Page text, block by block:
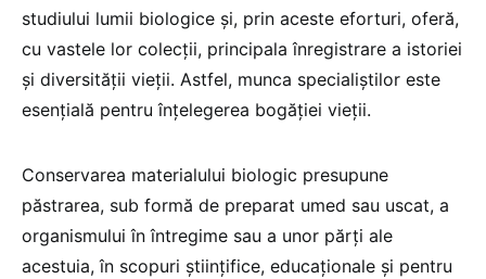
studiului lumii biologice și, prin aceste eforturi, oferă,
cu vastele lor colecții, principala înregistrare a istoriei
și diversității vieții. Astfel, munca specialiștilor este
esențială pentru înțelegerea bogăției vieții.
Conservarea materialului biologic presupune
păstrarea, sub formă de preparat umed sau uscat, a
organismului în întregime sau a unor părți ale
acestuia, în scopuri științifice, educaționale și pentru